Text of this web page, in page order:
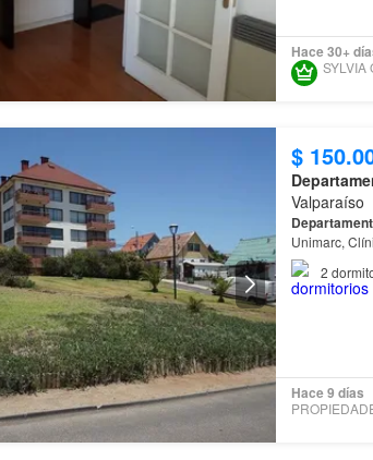
Hace 30+
$
Valparaíso
Unimarc, Clínica Reñaca (BUPA) l Lado Plaza Esmeralda - Vista Centro Reñaca - Borde
Playa y
2
Hace 9 días